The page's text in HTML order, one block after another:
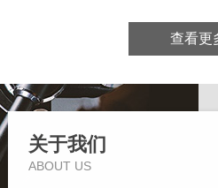
查看更
关于我们
ABOUT US